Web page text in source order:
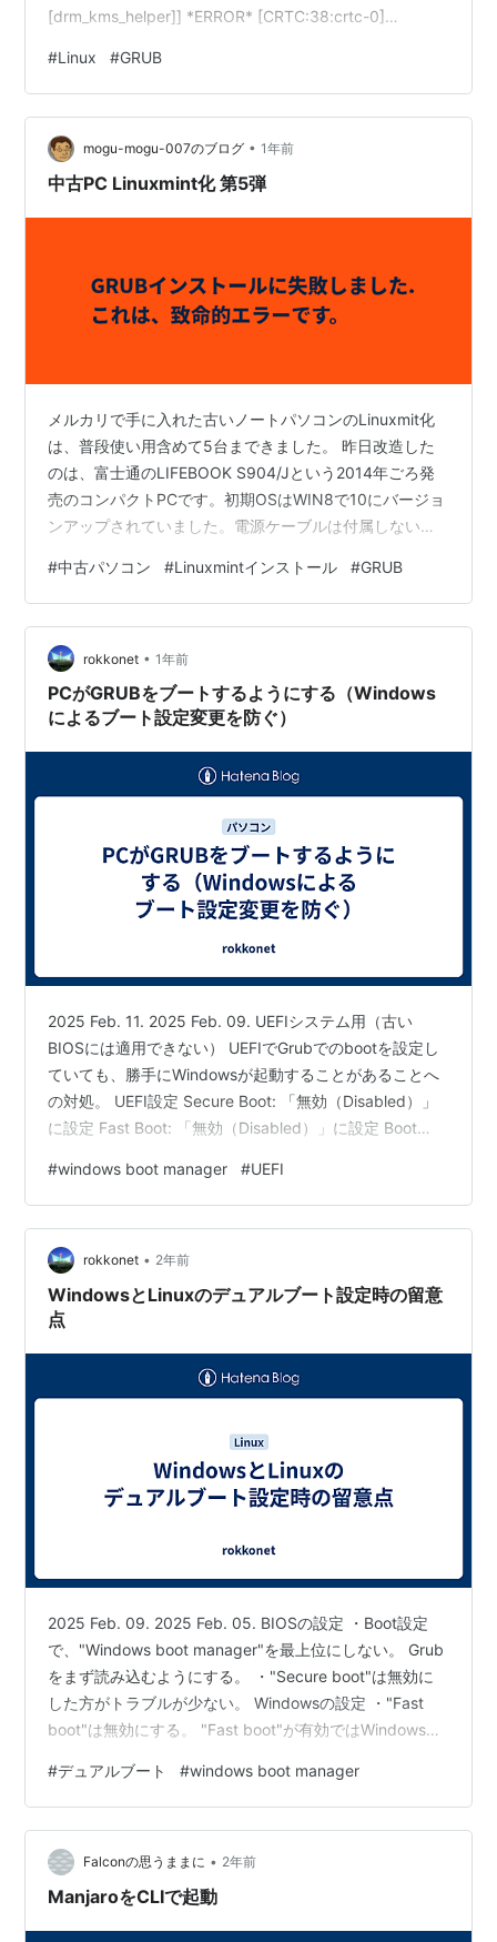
[drm_kms_helper]] *ERROR* [CRTC:38:crtc-0]
[9883689.062920]
[drm:drm_atomic_helper_wait_for_depende…
#Linux #GRUB
mogu-mogu-007のブログ • 1年前
中古PC Linuxmint化 第5弾
メルカリで手に入れた古いノートパソコンのLinuxmit化
は、普段使い用含めて5台まできました。 昨日改造した
のは、富士通のLIFEBOOK S904/Jという2014年ごろ発
売のコンパクトPCです。初期OSはWIN8で10にバージョ
ンアップされていました。電源ケーブルは付属しないの
ことで、起動済みの画面が商品説明にあったので、「ま
あまあかな」と思い購入。 手持ちの電源ケーブルをさし
て、動作確認しました。 驚くべきことにCドライブに写
真データが数枚残っています。DVDドライブには、
Office2010のDVDが入ったままでした。怖くなったの
で…
#中古パソコン #Linuxmintインストール #GRUB
rokkonet • 1年前
PCがGRUBをブートするようにする（Windows
によるブート設定変更を防ぐ）
2025 Feb. 11. 2025 Feb. 09. UEFIシステム用（古い
BIOSには適用できない） UEFIでGrubでのbootを設定し
ていても、勝手にWindowsが起動することがあることへ
の対処。 UEFI設定 Secure Boot: 「無効（Disabled）」
に設定 Fast Boot: 「無効（Disabled）」に設定 Boot
Windowsでの対処 Windows の「高速スタートアップ」
を無効化する コントロールパネル）を開く 「電源オプシ
ョン」→「電源ボタンの動作を選択する」 「現在利用可
能で…
#windows boot manager #UEFI
rokkonet • 2年前
WindowsとLinuxのデュアルブート設定時の留意
点
2025 Feb. 09. 2025 Feb. 05. BIOSの設定 ・Boot設定
で、"Windows boot manager"を最上位にしない。 Grub
をまず読み込むようにする。 ・"Secure boot"は無効に
した方がトラブルが少ない。 Windowsの設定 ・"Fast
boot"は無効にする。 "Fast boot"が有効ではWindowsが
を管理者権限のコマンドプロンプトで実行する。 ハイバ
ネーションを無効にすると改善する場合がある。 （参
考） WindowsによるPCブート設定変更を防ぎGRUB…
#デュアルブート #windows boot manager
Falconの思うままに • 2年前
ManjaroをCLIで起動